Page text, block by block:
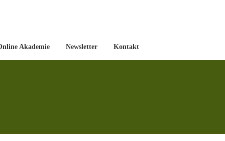
Akademie Newsletter Kontakt